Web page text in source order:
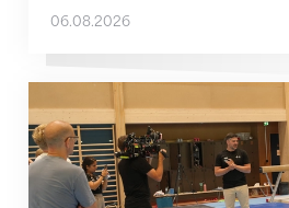
06.08.2026
Mit klaren Zielen nach Zagreb